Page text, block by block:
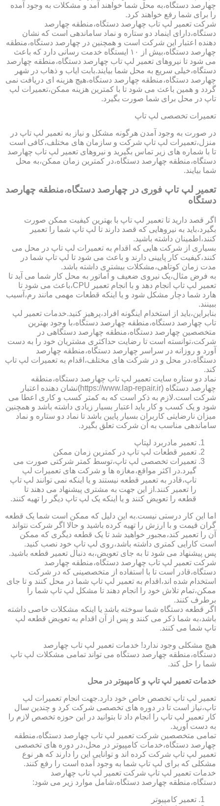
چهارصد دستگاه،به محل شما خواهند آمد و مشکلات به وجود آمده
را برای شما رفع خواهند کرد.
شرکت تعمیر لپ تاب چهارصد دستگاه،منطقه چهارصد
دستگاه،دارای اینماد دو ستاره و نماد ساماندهی است که نشان
دهنده اعتبار این شرکت است و همچنین در چهارصد دستگاه،منطقه
چهارصد دستگاه،بیش از ۱۰ ایستگاه خدمت رسانی دارد که باعث
می شود تا نیروهای تعمیر لپ تاب چهارصد دستگاه،منطقه چهارصد
دستگاه،خیلی سریع به محل شما بیایند.بابت ایاب و ذهاب در شهر
چهارصد دستگاه،منطقه چهارصد دستگاه،هیچ هزینه ای دریافت نمی
گردد و همین باعث می شود تا با کمترین هزینه ممکن،تعمیرات لپ
تاپ در محل برای شما صورت بگیرد.
تعمیرات تخصصی لپ تاپ
در صورت به وجود آمدن هرگونه مشکل و نیاز به تعمیر لپ تاپ در
منزل،تعمیرات لپ تاپ شرکت و سازمان های مختلف،کافی است
تا با شماره های زیر تماس بگیرید و نیروهای تعمیر لپ تاب چهارصد
دستگاه،منطقه چهارصد دستگاه،در کمترین زمان ممکن،به محل
شما بیایند.
تعمیر لپ تاپ فوری در چهارصد دستگاه،منطقه چهارصد
دستگاه
اگر قصد دارید تا تعمیر لپ تاپ با بهترین کیفیت ممکن صورت
بگیرد،باید به نیروهایی که قصد دارند تا لپ تاپ شما را تعمیر
کنند،اطمینان داشته باشید.
بسیاری از شرکت هایی که اقدام به تعمیرات لپ تاپ در محل می
کنند،کیفیت کار پایینی دارند و باعث می شود تا لپ تاپ شما در
مدت زمان کوتاهی،مشکلات بیشتری داشته باشد.
به فرض مثال،یک نیروی ضعیف و آماتور به محل کار شما می آید تا
تعمیر لپ تاپ انجام دهد و با انجام تعمیر CPU،باعث می شود تا
هارد شما دچار مشکل شود و یا اینکه قطعات مهمی مانند رم،آسیب
ببینند.
بنابراین،باید از استخدام اینگونه افراد،پرهیز کنید.خدمات تعمیر لپ
تاب چهارصد دستگاه،منطقه چهارصد دستگاه،با وجود بهترین
متخصصین چهارصد دستگاه،منطقه چهارصد دستگاهی در
شرکت،توانسته است تا رضایت حداکثری مشتریان خود را به دست
آورد و روزانه در سراسر چهارصد دستگاه،منطقه چهارصد
دستگاه،در محل و در شرکت های مختلف،اقدام به تعمیرات لپ تاپ
کند.
نماد دو ستاره سایت تعمیر لپ تاب چهارصد دستگاه،منطقه
چهارصد دستگاه (https://www.lap-repair.ir)نشان دهنده اعتبار
شرکت است.لازم به ذکر است که به کمتر کسب و کاری اعطا می
شود و یک کسب و کار باید اعتبار بسیار زیادی داشته باشد و همچنین
میزان نارضایتی کاربران بسیار پایین باشد تا نماد دو ستاره و نماد
ساماندهی مناسب به آن شرکت تعلق بگیرد.
تعمیر مادربرد لپتاپ
تعمیر قطعات لپ تاپ در کمترین زمان ممکن
تعمیرات تخصصی لپ تاپ،توسط کمتر شرکتی صورت می
گیرد.در اکثر مواقع،مغازه ها و شرکت های تعمیرات لپ
تاپ،قادر به تعمیر قطعه نیستند و یا اینکه نمی توانند لپ تاپ
را تعمیر کنند.از این جهت به مشتری پیشنهاد می دهند تا
قطعه را تعویض کنند و یا اینکه یک لپ تاپ دیگر را تهیه کنند.
اما این کار درستی نیست.به این دلیل که ممکن است شما یک قطعه
گران قیمت و با ارزش را تهیه کرده باشید و حالا اگر شرکت نتواند
آن را تعمیر کند،مجبور خواهید شد تا یک قطعه دیگری که ممکن
است کارایی کمتری داشته باشد،روی لپ تاپ خود نصب کنید.
پس پیشنهاد می شود تا به جای تعویض،به دنبال تعمیر قطعه باشید.
شرکت تعمیر لپ تاب چهارصد دستگاه،منطقه چهارصد
دستگاه،قادر است تا با استفاده از متخصصینی که در شرکت
استخدام شده اند،اقدام به تعمیر لپ تاپ شما در محل کنند و تا جای
ممکن،تمام تلاش خود را انجام دهند تا مشکل لپ تاپ شما را
برطرف کنند.
اگر قطعه دستگاه شما سوخته باشد یا اینکه مشکلات خاصی داشته
باشد،به شما ذکر می کنند و پس از آن اقدام به تعویض قطعه لپ
تاپ شما می کنند.
هیچ مشکلی وجود ندارد! خدمات تعمیر لپ تاب چهارصد
دستگاه،منطقه چهارصد دستگاه می تواند تمامی مشکلات لپ تاپ
شما را حل کند.
خدمات تعمیر لپ تاپ و کامپیوتر در محل
تعمیر لپ تاپ تخصص خاص خود دارد.جهت انجام تعمیرات لپ
تاپ،نیاز است تا در دوره های تخصصی شرکت کرد و چندین سال
کار تعمیر لپ تاپ را انجام داد تا بتوانید در این حوزه تخصص لازم را
به دست آورید.
تمامی متخصصین شرکت تعمیر لپ تاب چهارصد دستگاه،منطقه
چهارصد دستگاه،خدمات کامپیوتر در محل،در دوره های تخصصی
تعمیر لپ تاپ شرکت کرده اند و توانایی این را دارند که هر نوع
مشکلی که برای لپ تاپ شما به وجود آمده است را رفع کنند.
خدمات تعمیر لپ تاپ شرکت تعمیر لپ تاب چهارصد
دستگاه،منطقه چهارصد دستگاه،شامل موارد زیر می شود:
تعمیر کامپیوتر